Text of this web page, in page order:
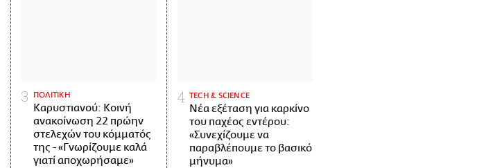
ΠΟΛΙΤΙΚΗ
Καρυστιανού: Κοινή
ανακοίνωση 22 πρώην
στελεχών του κόμματός
της - «Γνωρίζουμε καλά
γιατί αποχωρήσαμε»
ΤECH & SCIENCE
Νέα εξέταση για καρκίνο
του παχέος εντέρου:
«Συνεχίζουμε να
παραβλέπουμε το βασικό
μήνυμα»